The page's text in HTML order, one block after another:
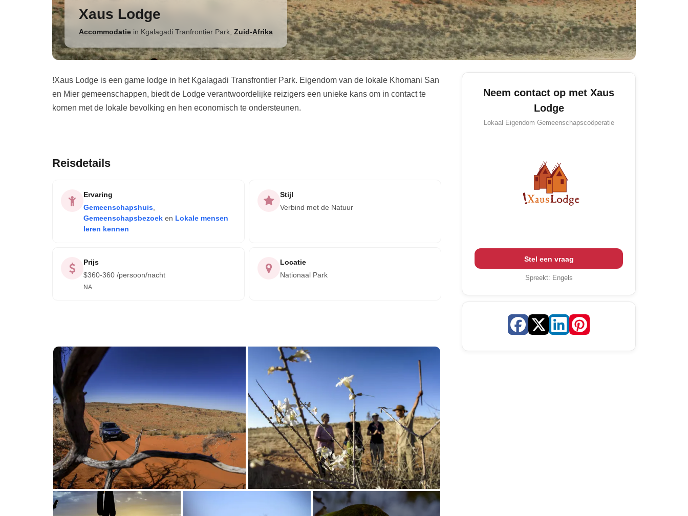
Xaus Lodge
Accommodatie in Kgalagadi Tranfrontier Park Zuid-Afrika
!Xaus Lodge is een game lodge in het Kgalagadi Transfrontier Park. Eigendom van de lokale Khomani San
en Mier gemeenschappen, biedt de Lodge verantwoordelijke reizigers een unieke kans om in contact te
komen met de lokale bevolking en hen economisch te ondersteunen.
Reisdetails
Ervaring
Gemeenschapshuis
Gemeenschapsbezoek en Lokale mensen
leren kennen
Stijl
Verbind met de Natuur
Prijs
$360-360 /persoon/nacht
NA
Locatie
Nationaal Park
Neem contact op met Xaus
Lodge
Lokaal Eigendom Gemeenschapscoöperatie
Stel een vraag
Spreekt: Engels